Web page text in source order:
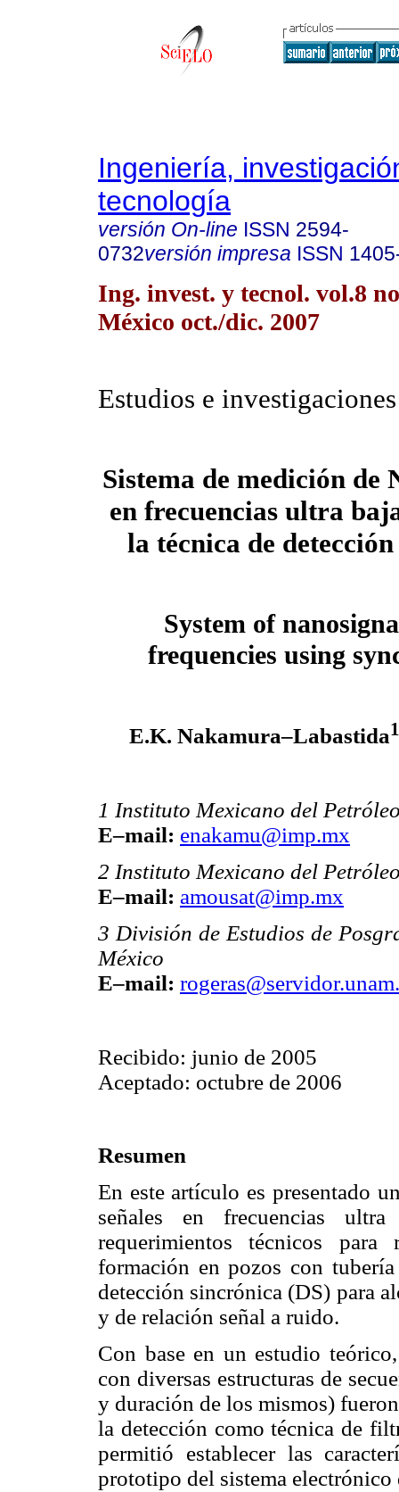
Ingeniería,
tecnología
versión On-line ISSN 2594-
0732versión impresa ISSN
Ing. invest. y tecnol. vol.8
México oct./dic. 2007
Estudios e
Sistema de medición de
en frecuencias ultra
la técnica de
System of
frequencies using
E.K. Nakamura–Labastida1
1 Instituto Mexicano del
E–mail: enakamu@imp.mx
2 Instituto Mexicano del
E–mail: amousat@imp.mx
3 División de Estudios de
México
E–mail:
Recibido: junio de 2005
Aceptado: octubre de 2006
Resumen
En este artículo es presentado
señales en frecuencias
requerimientos técnicos
formación en pozos con
detección sincrónica (DS) para
y de relación señal a ruido.
Con base en un estudio
con diversas estructuras de
y duración de los mismos)
la detección como técnica de
permitió establecer las
prototipo del sistema electrónico